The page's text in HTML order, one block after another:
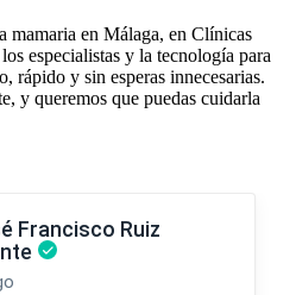
mamaria en Málaga, en Clínicas
especialistas y la tecnología para
rápido y sin esperas innecesarias.
y queremos que puedas cuidarla